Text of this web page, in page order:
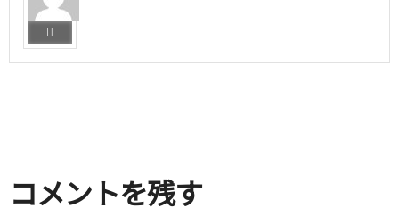
コメントを残す